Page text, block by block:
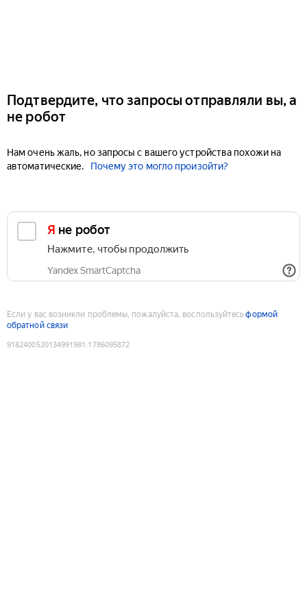
Подтвердите, что запросы отправляли вы, а
не робот
Нам очень жаль, но запросы с вашего устройства похожи на
автоматические.
Почему это могло произойти?
Я не робот
Нажмите, чтобы продолжить
Yandex SmartCaptcha
Если у вас возникли проблемы, пожалуйста, воспользуйтесьформой
обратной связи
9182400520134991981 :1786095872